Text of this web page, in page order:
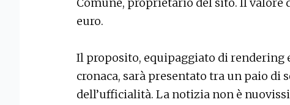
Comune, proprietario del sito. Il valore
euro.
Il proposito, equipaggiato di
cronaca, sarà presentato tra un paio di
dell’ufficialità. La notizia non è